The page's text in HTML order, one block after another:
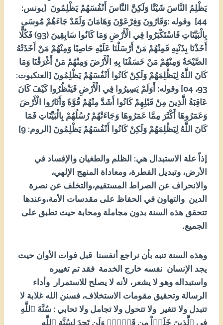
يَظْلِمُ النَّاسَ شَيْئًا وَلَكِنَّ النَّاسَ أَنْفُسَهُمْ يَظْلِمُونَ [يونس:
44] وقوله :وَقَارُونَ وَفِرْعَوْنَ وَهَامَانَ وَلَقَدْ جَاءَهُمْ مُوسَى
بِالْبَيِّنَاتِ فَاسْتَكْبَرُوا فِي الْأَرْضِ وَمَا كَانُوا سَابِقِينَ (39) فَكُلًّا
أَخَذْنَا بِذَنْبِهِ فَمِنْهُمْ مَنْ أَرْسَلْنَا عَلَيْهِ حَاصِبًا وَمِنْهُمْ مَنْ أَخَذَتْهُ
الصَّيْحَةُ وَمِنْهُمْ مَنْ خَسَفْنَا بِهِ الْأَرْضَ وَمِنْهُمْ مَنْ أَغْرَقْنَا وَمَا
كَانَ اللَّهُ لِيَظْلِمَهُمْ وَلَكِنْ كَانُوا أَنْفُسَهُمْ يَظْلِمُونَ [العنكبوت:
39، 40] وقوله: أَوَلَمْ يَسِيرُوا فِي الْأَرْضِ فَيَنْظُرُوا كَيْفَ كَانَ
عَاقِبَةُ الَّذِينَ مِنْ قَبْلِهِمْ كَانُوا أَشَدَّ مِنْهُمْ قُوَّةً وَأَثَارُوا الْأَرْضَ
وَعَمَرُوهَا أَكْثَرَ مِمَّا عَمَرُوهَا وَجَاءَتْهُمْ رُسُلُهُمْ بِالْبَيِّنَاتِ فَمَا
كَانَ اللَّهُ لِيَظْلِمَهُمْ وَلَكِنْ كَانُوا أَنْفُسَهُمْ يَظْلِمُونَ [الروم: 9]
إذاً علة الاستبدال هي: الظلم والطغيان والإفساد في
الأرض، وتبديل الفطرة، ومعاداة المنهج الإلهي،
والانحراف عن الصراط المستقيم،والتخلف عن نصرة
الدين والتهاون في الحفاظ على مقدسات الأمة،وعندها
تتحقق هذه السنة بدون مجاملة ومحابة حيث تطبق على
الجميع.
وهذه السنة تنبه بأن نراجع أنفسنا قبل فوات الأوان حيث
يجد الإنسان نفسه خارج الخدمة فقد تم تغييره
واستبداله وهو لا يشعر، لأنه لا يصلح للاستمرار وأداء
الرسالة وتحقيق مقومات الاستخلاف، فسنن الله غلابة لا
تتبدل ولا تتغير ولا تتحول ولا تجامل ولا تحابي : سُنَّةَ ٱللَّهِ
فِي ٱلَّذِينَ خَلَوۡاْ مِن قَبۡلُۖ وَلَن تَجِدَ لِسُنَّةِ ٱللَّهِ